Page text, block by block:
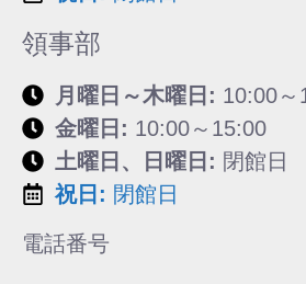
領事部
月曜日～木曜日: 10:00～
金曜日: 10:00～15:00
土曜日、日曜日: 閉館日
祝日: 閉館日
電話番号